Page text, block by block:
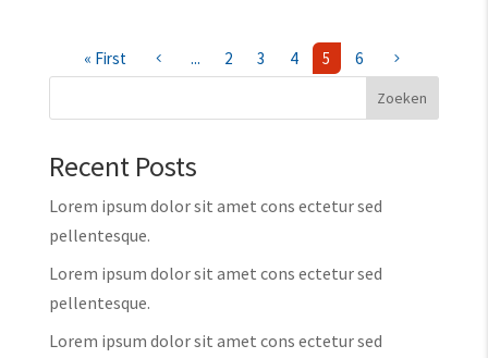
« First 4 ... 2 3 4 5 6 5
Zoeken
Recent Posts
Lorem ipsum dolor sit amet cons ectetur sed
pellentesque.
Lorem ipsum dolor sit amet cons ectetur sed
pellentesque.
Lorem ipsum dolor sit amet cons ectetur sed